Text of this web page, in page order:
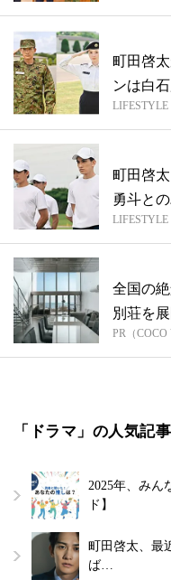
町田啓
ンは白
チ！』...
LIFESTYLE
町田啓
勇斗と
パチ...
LIFESTYLE
全国の
別荘を
PR（COCO
「ドラマ」の人気記事
2025年、みん
ド】
町田啓太、最
ば…